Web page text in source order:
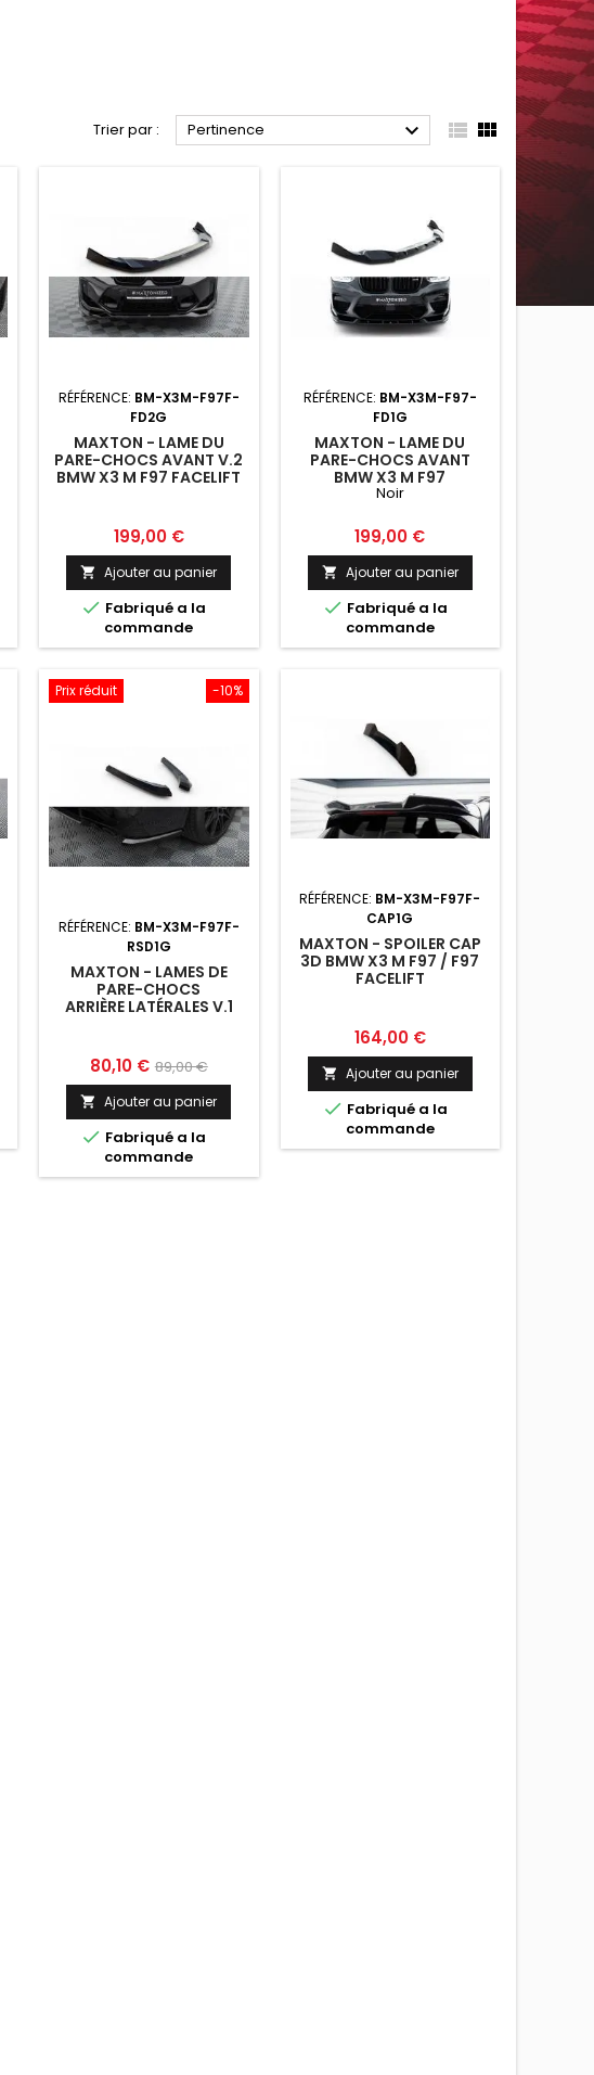
Trier par : Pertinence   
RÉFÉRENCE: BM-X3M-F97F-
FD2G
MAXTON - LAME DU
PARE-CHOCS AVANT V.2
BMW X3 M F97 FACELIFT
Prix
199,00 €
 Ajouter au panier
 Fabriqué a la
commande
RÉFÉRENCE: BM-X3M-F97-
FD1G
MAXTON - LAME DU
PARE-CHOCS AVANT
BMW X3 M F97
Noir
Prix
199,00 €
 Ajouter au panier
 Fabriqué a la
commande
-10%
Prix réduit
RÉFÉRENCE: BM-X3M-F97F-
RSD1G
MAXTON - LAMES DE
PARE-CHOCS
ARRIÈRE LATÉRALES V.1
Prix
80,10 € Prix
base
89,00 €
 Ajouter au panier
 Fabriqué a la
commande
RÉFÉRENCE: BM-X3M-F97F-
CAP1G
MAXTON - SPOILER CAP
3D BMW X3 M F97 / F97
FACELIFT
Prix
164,00 €
 Ajouter au panier
 Fabriqué a la
commande